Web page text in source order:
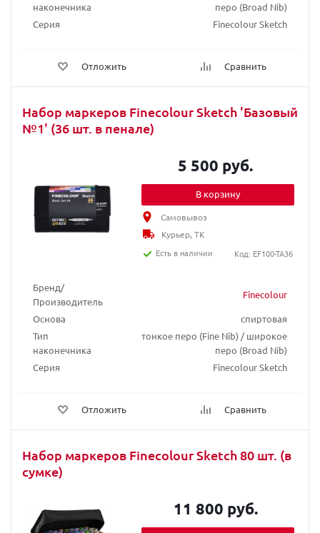
наконечника
перо (Broad Nib)
Серия
Finecolour Sketch
Отложить Сравнить
Набор маркеров Finecolour Sketch 'Базовый
№1' (36 шт. в пенале)
Бренд/
Производитель
Finecolour
Основа
спиртовая
Тип
наконечника
тонкое перо (Fine Nib) / широкое
перо (Broad Nib)
Серия
Finecolour Sketch
Отложить Сравнить
5 500 руб.
В корзину
Самовывоз
Курьер, ТК
Есть в наличии
Код: EF100-TA36
Набор маркеров Finecolour Sketch 80 шт. (в
сумке)
11 800 руб.